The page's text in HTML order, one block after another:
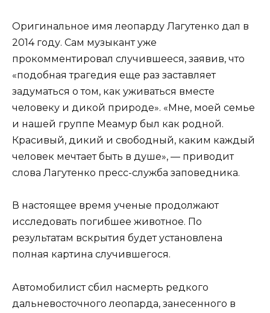
Оригинальное имя леопарду Лагутенко дал в
2014 году. Сам музыкант уже
прокомментировал случившееся, заявив, что
«подобная трагедия еще раз заставляет
задуматься о том, как уживаться вместе
человеку и дикой природе». «Мне, моей семье
и нашей группе Меамур был как родной.
Красивый, дикий и свободный, каким каждый
человек мечтает быть в душе», — приводит
слова Лагутенко пресс-служба заповедника.
В настоящее время ученые продолжают
исследовать погибшее животное. По
результатам вскрытия будет установлена
полная картина случившегося.
Автомобилист сбил насмерть редкого
дальневосточного леопарда, занесенного в